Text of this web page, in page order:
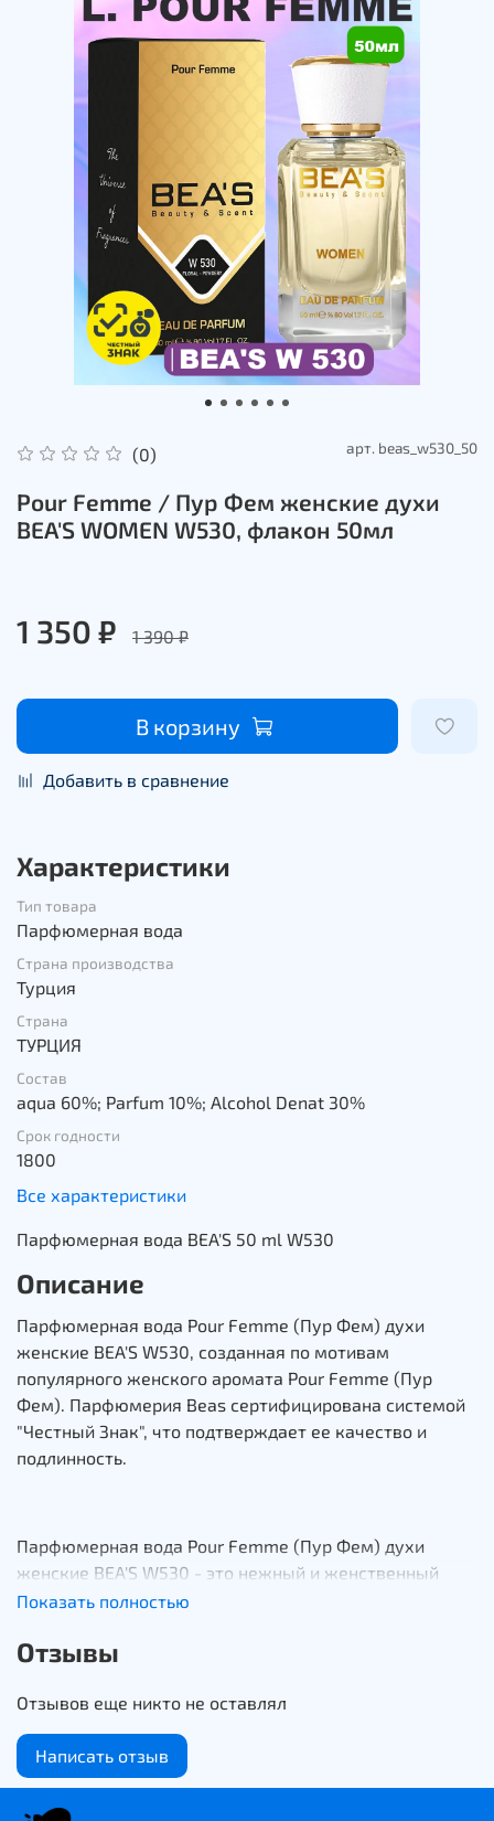
(0) арт. beas_w530_50
Pour Femme / Пур Фем женские духи
BEA'S WOMEN W530, флакон 50мл
1 350 ₽ 1 390 ₽
В корзину
Добавить в сравнение
Характеристики
Тип товара
Парфюмерная вода
Страна производства
Турция
Страна
ТУРЦИЯ
Состав
aqua 60%; Parfum 10%; Alcohol Denat 30%
Срок годности
1800
Все характеристики
Парфюмерная вода BEA'S 50 ml W530
Описание
Парфюмерная вода Pour Femme (Пур Фем) духи
женские BEA'S W530, созданная по мотивам
популярного женского аромата Pour Femme (Пур
Фем). Парфюмерия Beas сертифицирована системой
"Честный Знак", что подтверждает ее качество и
подлинность.
Парфюмерная вода Pour Femme (Пур Фем) духи
женские BEA'S W530 - это нежный и женственный
аромат с замшевыми и цветочными аккордами,
Его мягкий, кремово-сливочный шлейф привлекает
внимание и подчеркивает утонченность своей
обладательницы.
Показать полностью
Отзывы
Отзывов еще никто не оставлял
Написать отзыв